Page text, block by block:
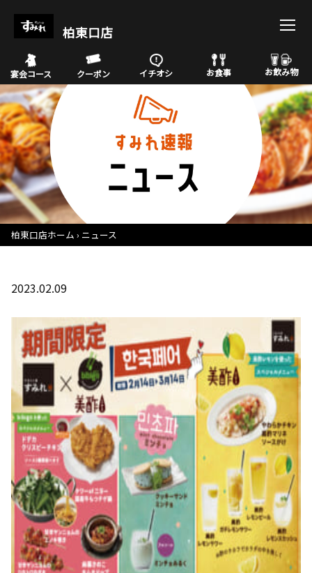
柏東口店
宴会コース クーポン イチオシ お食事 お飲み物
柏東口店ホーム ニュース
2023.02.09